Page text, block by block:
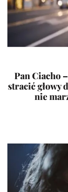
Pan Ciacho
stracić głowy
nie